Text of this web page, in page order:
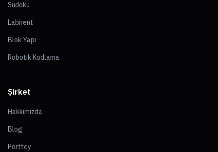
Sudoku
Labirent
Blok Yapı
Robotik Kodlama
Şirket
Hakkımızda
Blog
Portföy